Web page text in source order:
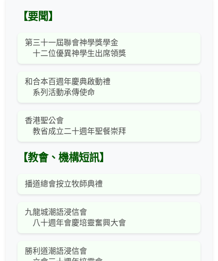
【要聞】
第三十一屆聯會神學獎學金
十二位優異神學生出席領獎
和合本百週年慶典啟動禮
系列活動承傳使命
香港聖公會
教省成立二十週年聖餐崇拜
【教會、機構短訊】
播道總會按立牧師典禮
九龍城潮語浸信會
八十週年會慶培靈奮興大會
勝利道潮語浸信會